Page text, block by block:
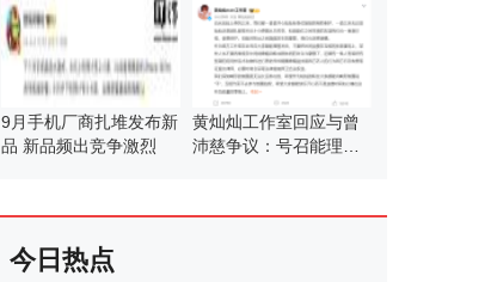
9月手机厂商扎堆发布新
品 新品频出竞争激烈
黄灿灿工作室回应与曾
沛慈争议：号召能理智
今日热点